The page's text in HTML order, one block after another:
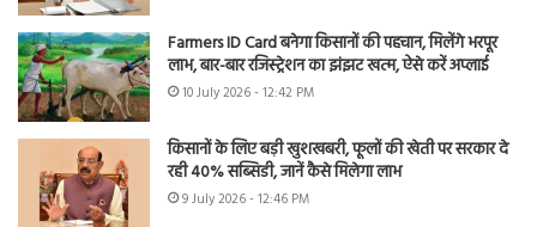
Farmers ID Card बनेगा किसानों की पहचान, मिलेंगे भरपूर
लाभ, बार-बार रजिस्ट्रेशन का झंझट खत्म, ऐसे करें अप्लाई
10 July 2026 - 12:42 PM
किसानों के लिए बड़ी खुशखबरी, फूलों की खेती पर सरकार दे
रही 40% सब्सिडी, जानें कैसे मिलेगा लाभ
9 July 2026 - 12:46 PM